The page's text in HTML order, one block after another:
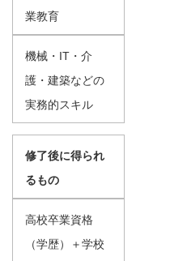
業教育
機械・IT・介
護・建築などの
実務的スキル
修了後に得られ
るもの
高校卒業資格
（学歴）＋学校